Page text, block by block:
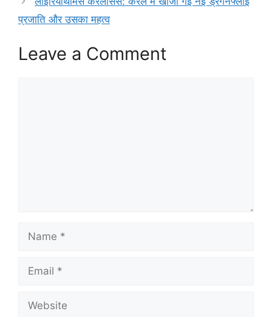
प्रजाति और उसका महत्व
Leave a Comment
Name
Email
Website